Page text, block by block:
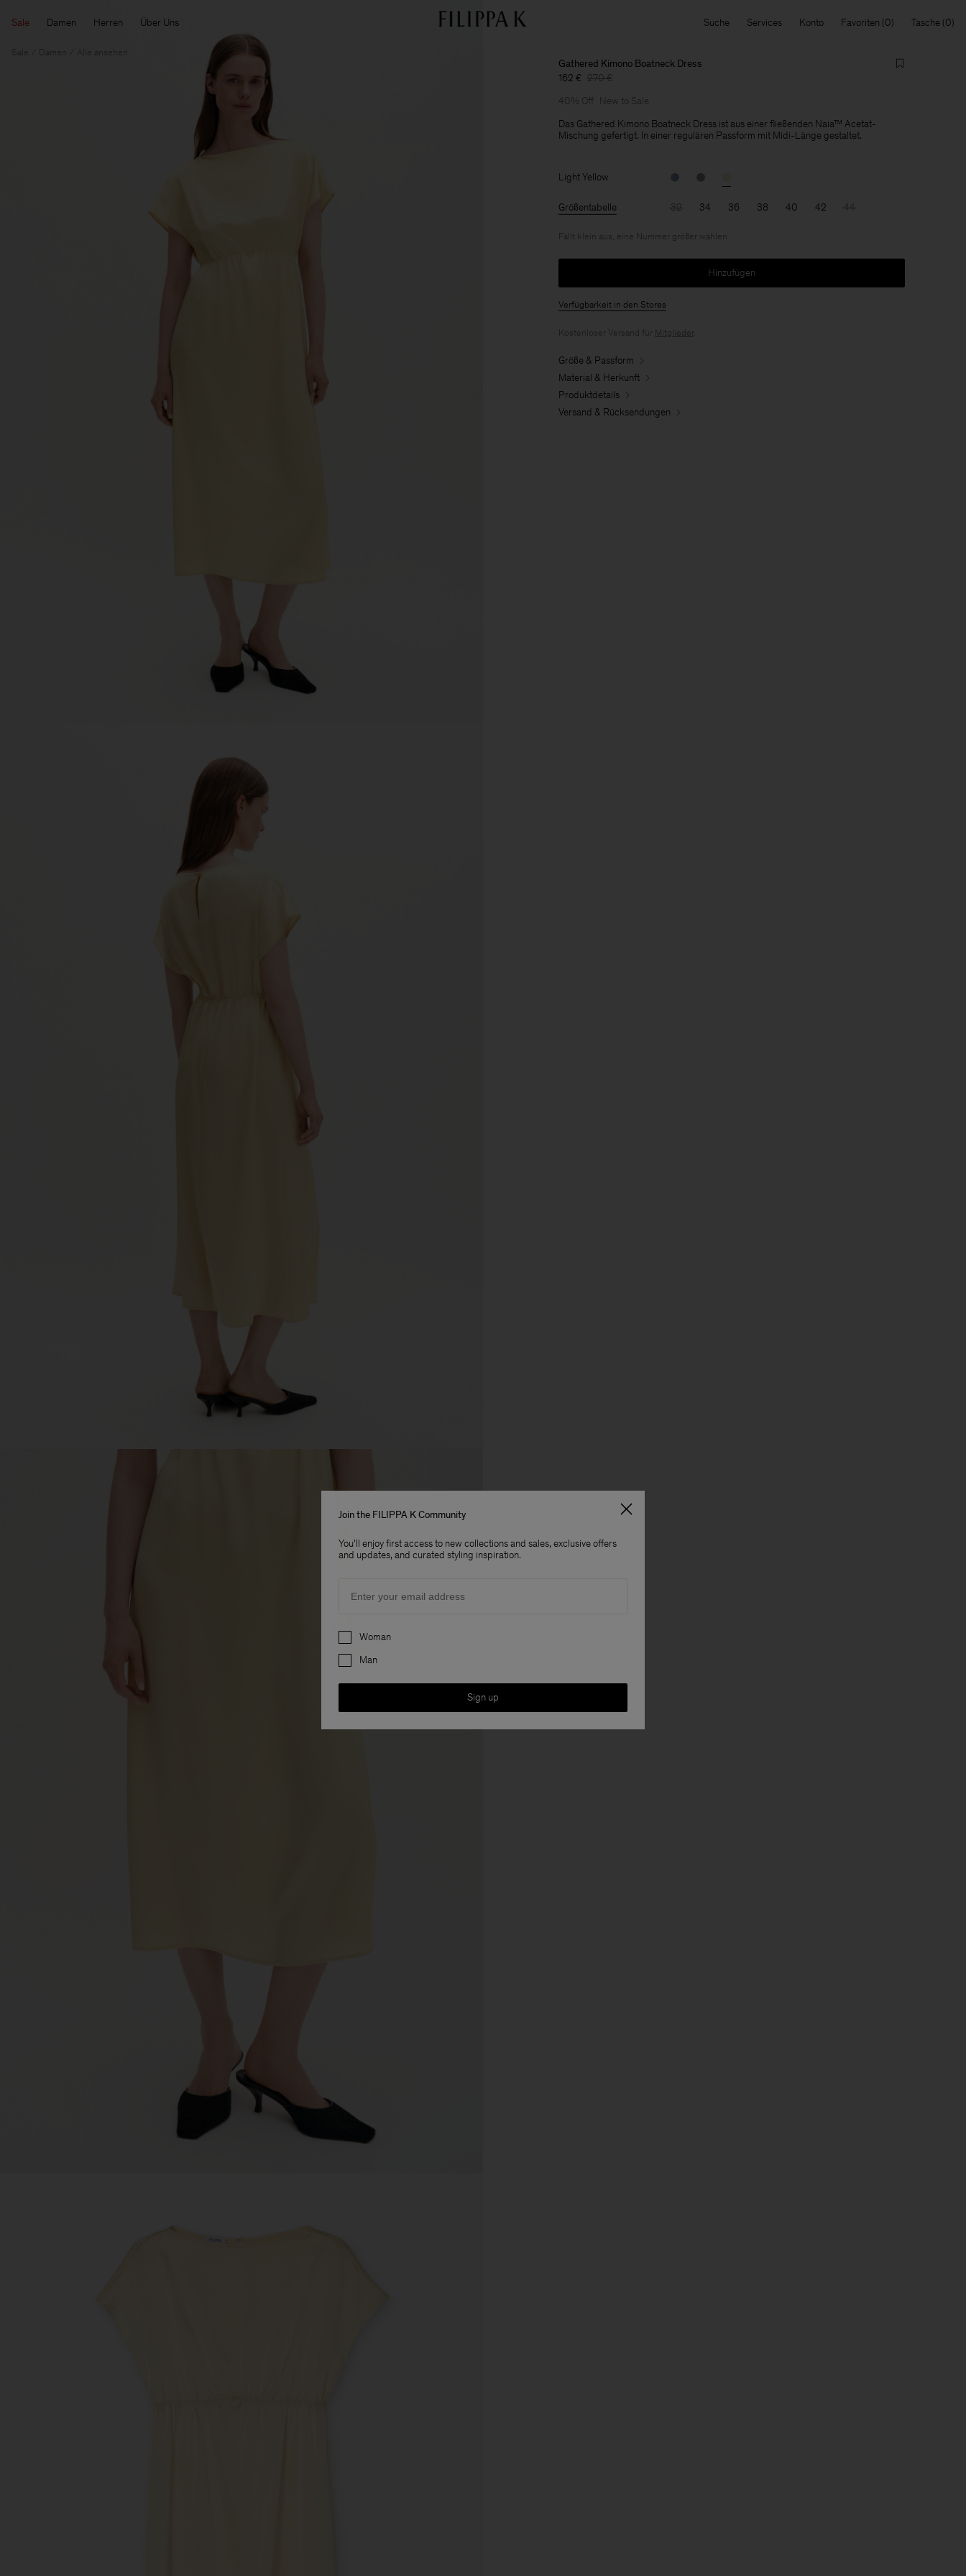
Sale Damen Herren Über Uns Suche Services Konto Favoriten Tasche
Sale Damen Alle ansehen
Gathered Kimono Boatneck Dress
162 € 270 €
40% Off
New to Sale
Das Gathered Kimono Boatneck Dress ist aus einer fließenden Naia™ Acetat-
Mischung gefertigt. In einer regulären Passform mit Midi-Länge gestaltet.
Light Yellow
Größentabelle 32 34 36 38 40 42 44
Fällt klein aus, eine Nummer größer wählen
Hinzufügen
Verfügbarkeit in den Stores
Kostenloser Versand für Mitglieder.
Größe & Passform
Material & Herkunft
Produktdetails
Versand & Rücksendungen
Join the FILIPPA K Community
You'll enjoy first access to new collections and sales, exclusive offers
and updates, and curated styling inspiration.
Preferences
Woman
Man
Sign up